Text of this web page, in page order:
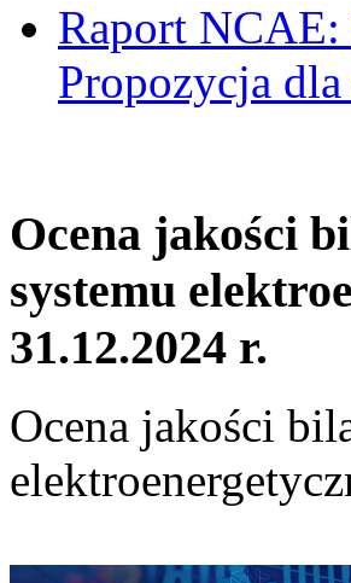
Raport
Propozycja dla
Ocena jakości
systemu
31.12.2024 r.
Ocena jakości